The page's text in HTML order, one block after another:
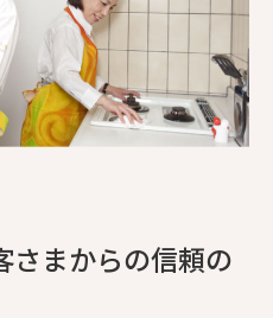
さまからの信頼の